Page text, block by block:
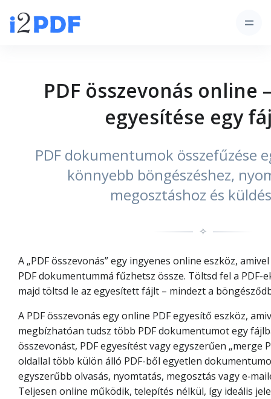
PDF összevonás online
egyesítése egy
PDF dokumentumok összefűzése
könnyebb böngészéshez,
megosztáshoz és
✧
A „PDF összevonás” egy ingyenes online eszköz,
PDF dokumentummá fűzhetsz össze. Töltsd fel a PDF-
majd töltsd le az egyesített fájlt – mindezt a
A PDF összevonás egy online PDF egyesítő eszköz,
megbízhatóan tudsz több PDF dokumentumot egy
összevonást, PDF egyesítést vagy egyszerűen „merge
oldallal több külön álló PDF-ből egyetlen
egyszerűbb olvasás, nyomtatás, megosztás vagy
Teljesen online működik, telepítés nélkül, így ideális